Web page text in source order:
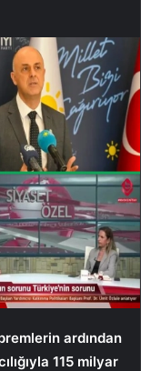
ardından
115 milyar